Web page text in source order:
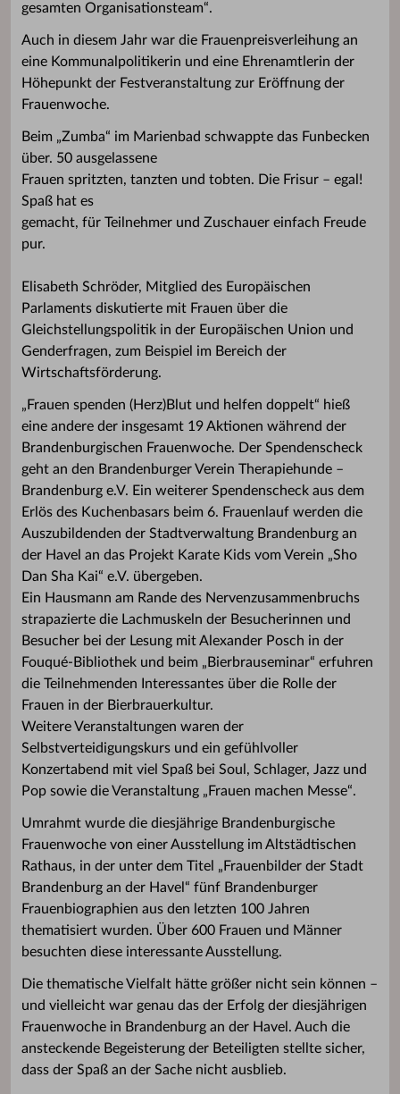
gesamten Organisationsteam“.
Auch in diesem Jahr war die Frauenpreisverleihung an
eine Kommunalpolitikerin und eine Ehrenamtlerin der
Höhepunkt der Festveranstaltung zur Eröffnung der
Frauenwoche.
Beim „Zumba“ im Marienbad schwappte das Funbecken
über. 50 ausgelassene
Frauen spritzten, tanzten und tobten. Die Frisur – egal!
Spaß hat es
gemacht, für Teilnehmer und Zuschauer einfach Freude
pur.
Elisabeth Schröder, Mitglied des Europäischen
Parlaments diskutierte mit Frauen über die
Gleichstellungspolitik in der Europäischen Union und
Genderfragen, zum Beispiel im Bereich der
Wirtschaftsförderung.
„Frauen spenden (Herz)Blut und helfen doppelt“ hieß
eine andere der insgesamt 19 Aktionen während der
Brandenburgischen Frauenwoche. Der Spendenscheck
geht an den Brandenburger Verein Therapiehunde –
Brandenburg e.V. Ein weiterer Spendenscheck aus dem
Erlös des Kuchenbasars beim 6. Frauenlauf werden die
Auszubildenden der Stadtverwaltung Brandenburg an
der Havel an das Projekt Karate Kids vom Verein „Sho
Dan Sha Kai“ e.V. übergeben.
Ein Hausmann am Rande des Nervenzusammenbruchs
strapazierte die Lachmuskeln der Besucherinnen und
Besucher bei der Lesung mit Alexander Posch in der
Fouqué-Bibliothek und beim „Bierbrauseminar“ erfuhren
die Teilnehmenden Interessantes über die Rolle der
Frauen in der Bierbrauerkultur.
Weitere Veranstaltungen waren der
Selbstverteidigungskurs und ein gefühlvoller
Konzertabend mit viel Spaß bei Soul, Schlager, Jazz und
Pop sowie die Veranstaltung „Frauen machen Messe“.
Umrahmt wurde die diesjährige Brandenburgische
Frauenwoche von einer Ausstellung im Altstädtischen
Rathaus, in der unter dem Titel „Frauenbilder der Stadt
Brandenburg an der Havel“ fünf Brandenburger
Frauenbiographien aus den letzten 100 Jahren
thematisiert wurden. Über 600 Frauen und Männer
besuchten diese interessante Ausstellung.
Die thematische Vielfalt hätte größer nicht sein können –
und vielleicht war genau das der Erfolg der diesjährigen
Frauenwoche in Brandenburg an der Havel. Auch die
ansteckende Begeisterung der Beteiligten stellte sicher,
dass der Spaß an der Sache nicht ausblieb.